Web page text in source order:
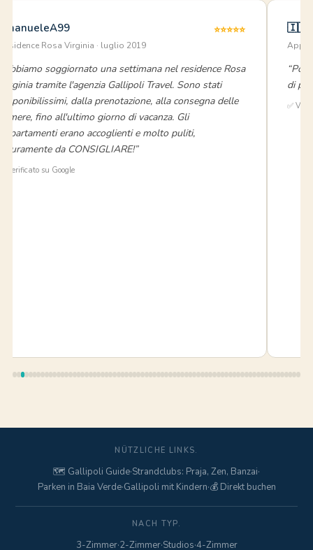
EmanueleA99
Residence Rosa Virginia · luglio 2019
⭐⭐⭐⭐⭐
“Abbiamo soggiornato una settimana nel residence Rosa
Virginia tramite l'agenzia Gallipoli Travel. Sono stati
disponibilissimi, dalla prenotazione, alla consegna delle
camere, fino all'ultimo giorno di vacanza. Gli
appartamenti erano accoglienti e molto puliti,
sicuramente da CONSIGLIARE!”
⭐ Verificato su Google
🇮🇹
di
✅
NÜTZLICHE LINKS.
🗺️ Gallipoli Guide·Strandclubs: Praja, Zen, Banzai·
Parken in Baia Verde·Gallipoli mit Kindern·💰 Direkt buchen
NACH TYP.
3-Zimmer·2-Zimmer·Studios·4-Zimmer